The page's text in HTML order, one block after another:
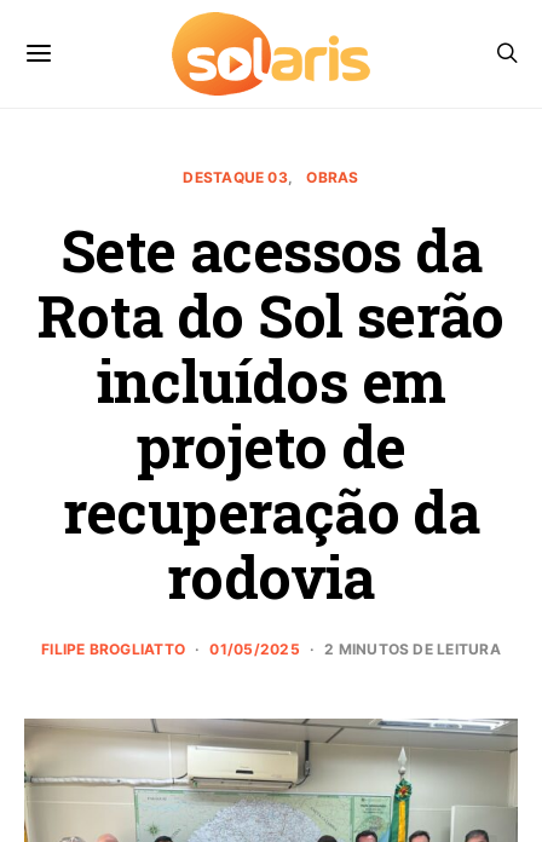
DESTAQUE 03 OBRAS
Sete acessos da
Rota do Sol serão
incluídos em
projeto de
recuperação da
rodovia
FILIPE BROGLIATTO 01/05/2025 2 MINUTOS DE LEITURA